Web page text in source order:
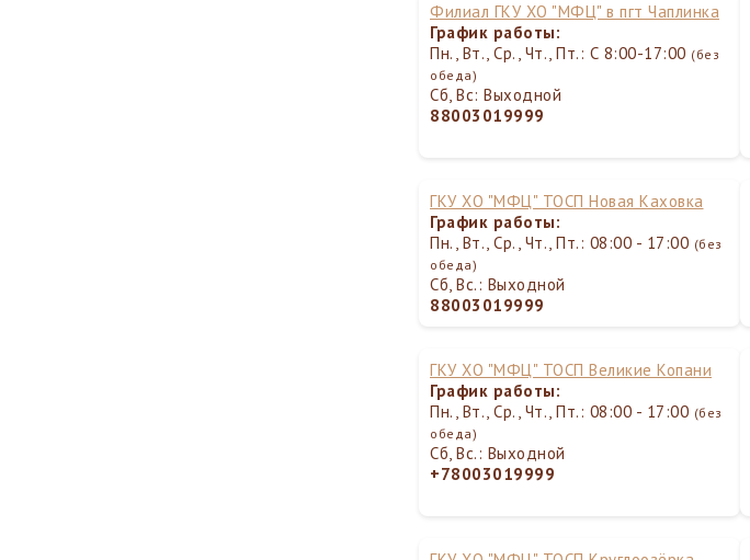
Филиал ГКУ ХО "МФЦ" в пгт Чаплинка
График работы:
Пн., Вт., Ср., Чт., Пт.: С 8:00-17:00 (без
обеда)
Сб, Вс: Выходной
88003019999
ГКУ ХО "МФЦ" ТОСП Новая Каховка
График работы:
Пн., Вт., Ср., Чт., Пт.: 08:00 - 17:00 (без
обеда)
Сб, Вс.: Выходной
88003019999
ГКУ ХО "МФЦ" ТОСП Великие Копани
График работы:
Пн., Вт., Ср., Чт., Пт.: 08:00 - 17:00 (без
обеда)
Сб, Вс.: Выходной
+78003019999